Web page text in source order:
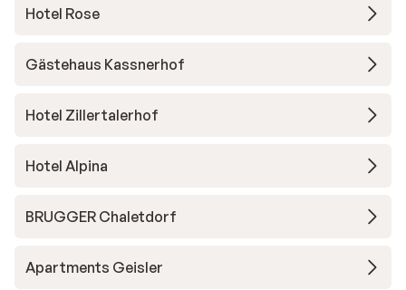
Hotel Rose
Gästehaus Kassnerhof
Hotel Zillertalerhof
Hotel Alpina
BRUGGER Chaletdorf
Apartments Geisler